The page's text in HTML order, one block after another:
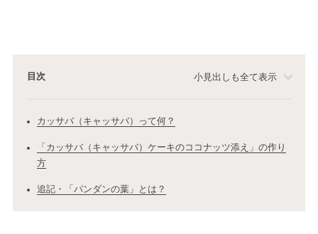
目次 小見出しも全て表示
カッサバ（キャッサバ）って何？
「カッサバ（キャッサバ）ケーキのココナッツ添え」の作り
方
追記・「パンダンの葉」とは？